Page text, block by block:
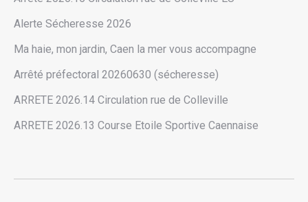
Alerte Sécheresse 2026
Ma haie, mon jardin, Caen la mer vous accompagne
Arrêté préfectoral 20260630 (sécheresse)
ARRETE 2026.14 Circulation rue de Colleville
ARRETE 2026.13 Course Etoile Sportive Caennaise